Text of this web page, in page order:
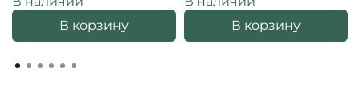
В корзину
В корзину